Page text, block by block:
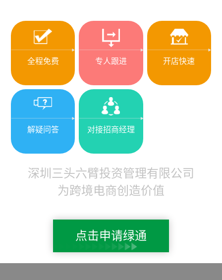
全程免费 专人跟进 开店快速
解疑问答 对接招商经理
深圳三头六臂投资管理有限公司
为跨境电商创造价值
点击申请绿通